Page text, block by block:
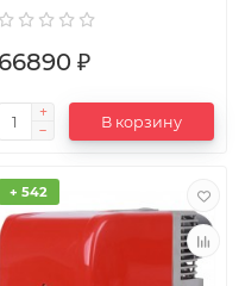
66890 ₽
В корзину
+ 542